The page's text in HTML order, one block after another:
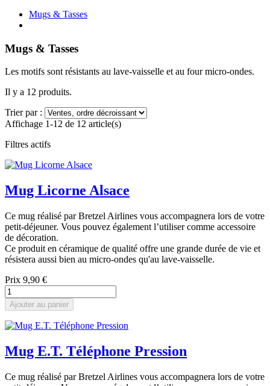
Mugs & Tasses
Mugs & Tasses
Les motifs sont résistants au lave-vaisselle et au four micro-ondes.
Il y a 12 produits.
Trier par :
Affichage 1-12 de 12 article(s)
Filtres actifs
Mug Licorne Alsace
Ce mug réalisé par Bretzel Airlines vous accompagnera lors de votre
petit-déjeuner. Vous pouvez également l’utiliser comme accessoire
de décoration.
Ce produit en céramique de qualité offre une grande durée de vie et
résistera aussi bien au micro-ondes qu'au lave-vaisselle.
Prix 9,90 €
Ajouter au panier
Mug E.T. Téléphone Pression
Ce mug réalisé par Bretzel Airlines vous accompagnera lors de votre